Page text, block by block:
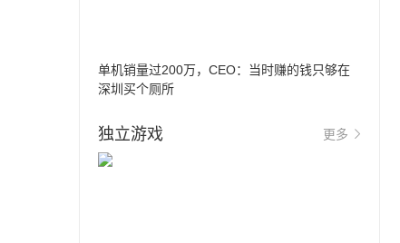
单机销量过200万，CEO：当时赚的钱只够在
深圳买个厕所
独立游戏 更多